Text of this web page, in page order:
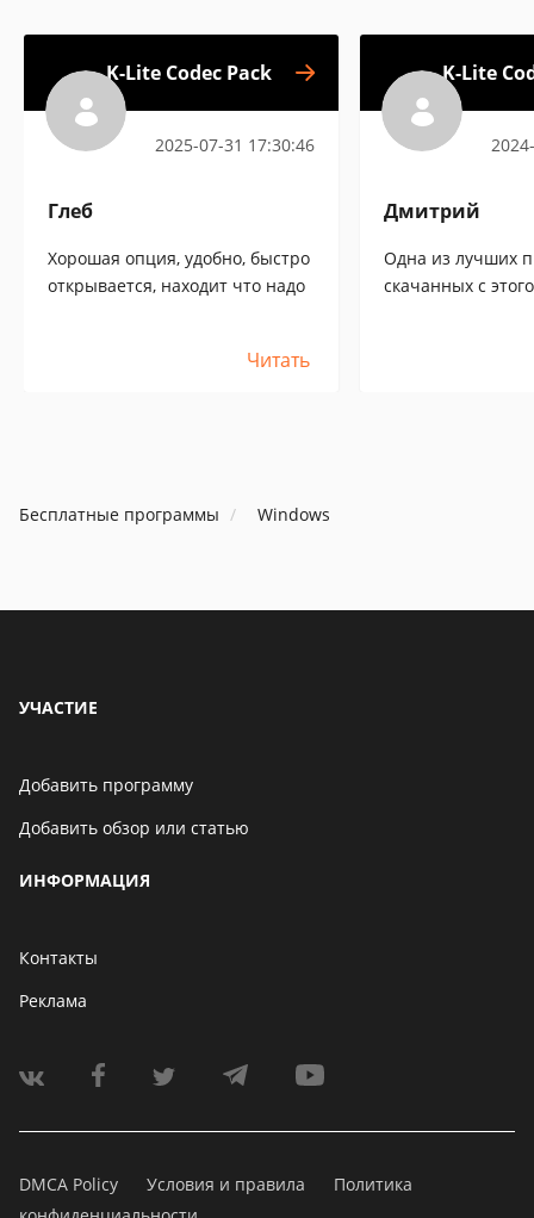
K-Lite Codec Pack
2025-07-31 17:30:46
Глеб
Хорошая опция, удобно, быстро
открывается, находит что надо
Читать
K-Lite
Дмитрий
Одна из лучших
скачанных с
Бесплатные программы Windows
УЧАСТИЕ
Добавить программу
Добавить обзор или статью
ИНФОРМАЦИЯ
Контакты
Реклама
DMCA Policy Условия и правила
Политика